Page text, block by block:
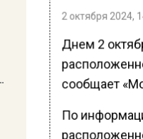
2 октября 2024,
Днем 2
сообщает
По